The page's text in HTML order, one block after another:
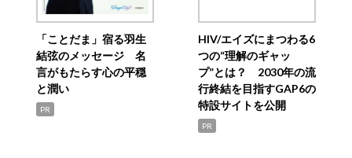
「ことだま」宿る羽生
結弦のメッセージ 名
言がもたらす心の平穏
と潤い
PR
HIV/エイズにまつわる6
つの“理解のギャッ
プ”とは？ 2030年の流
行終結を目指すGAP6の
特設サイトを公開
PR